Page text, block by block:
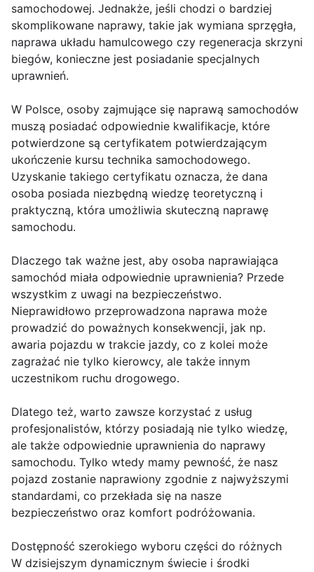
samochodowej. Jednakże, jeśli chodzi o bardziej
skomplikowane naprawy, takie jak wymiana sprzęgła,
naprawa układu hamulcowego czy regeneracja skrzyni
biegów, konieczne jest posiadanie specjalnych
uprawnień.
W Polsce, osoby zajmujące się naprawą samochodów
muszą posiadać odpowiednie kwalifikacje, które
potwierdzone są certyfikatem potwierdzającym
ukończenie kursu technika samochodowego.
Uzyskanie takiego certyfikatu oznacza, że dana
osoba posiada niezbędną wiedzę teoretyczną i
praktyczną, która umożliwia skuteczną naprawę
samochodu.
Dlaczego tak ważne jest, aby osoba naprawiająca
samochód miała odpowiednie uprawnienia? Przede
wszystkim z uwagi na bezpieczeństwo.
Nieprawidłowo przeprowadzona naprawa może
prowadzić do poważnych konsekwencji, jak np.
awaria pojazdu w trakcie jazdy, co z kolei może
zagrażać nie tylko kierowcy, ale także innym
uczestnikom ruchu drogowego.
Dlatego też, warto zawsze korzystać z usług
profesjonalistów, którzy posiadają nie tylko wiedzę,
ale także odpowiednie uprawnienia do naprawy
samochodu. Tylko wtedy mamy pewność, że nasz
pojazd zostanie naprawiony zgodnie z najwyższymi
standardami, co przekłada się na nasze
bezpieczeństwo oraz komfort podróżowania.
Dostępność szerokiego wyboru części do różnych
W dzisiejszym dynamicznym świecie i środki